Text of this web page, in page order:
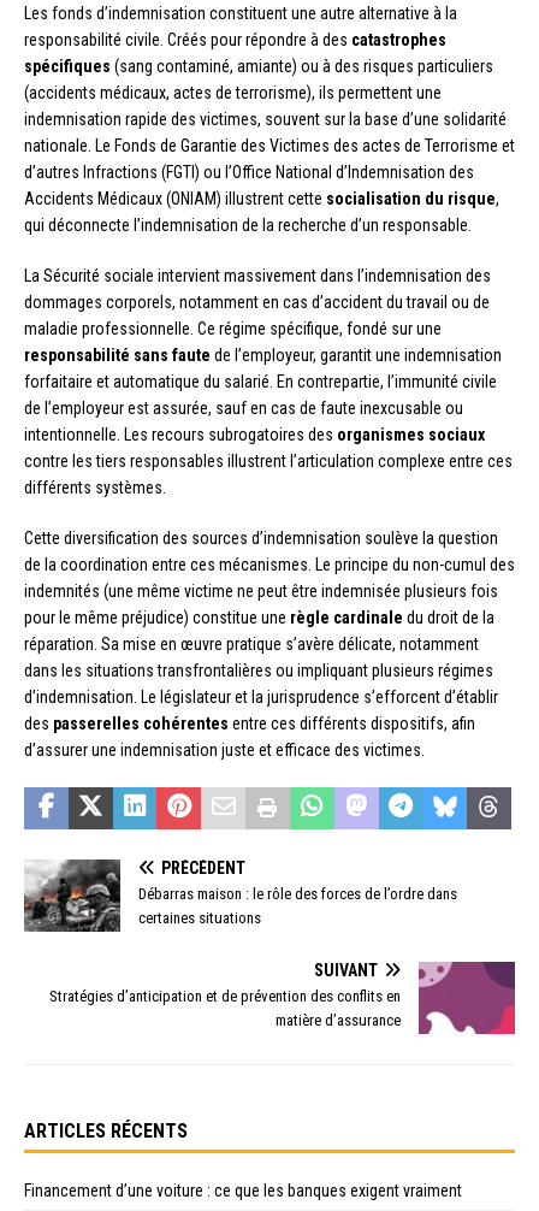
Les fonds d’indemnisation constituent une autre alternative à la
responsabilité civile. Créés pour répondre à des catastrophes
spécifiques (sang contaminé, amiante) ou à des risques particuliers
(accidents médicaux, actes de terrorisme), ils permettent une
indemnisation rapide des victimes, souvent sur la base d’une solidarité
nationale. Le Fonds de Garantie des Victimes des actes de Terrorisme et
d’autres Infractions (FGTI) ou l’Office National d’Indemnisation des
Accidents Médicaux (ONIAM) illustrent cette socialisation du risque,
qui déconnecte l’indemnisation de la recherche d’un responsable.
La Sécurité sociale intervient massivement dans l’indemnisation des
dommages corporels, notamment en cas d’accident du travail ou de
maladie professionnelle. Ce régime spécifique, fondé sur une
responsabilité sans faute de l’employeur, garantit une indemnisation
forfaitaire et automatique du salarié. En contrepartie, l’immunité civile
de l’employeur est assurée, sauf en cas de faute inexcusable ou
intentionnelle. Les recours subrogatoires des organismes sociaux
contre les tiers responsables illustrent l’articulation complexe entre ces
différents systèmes.
Cette diversification des sources d’indemnisation soulève la question
de la coordination entre ces mécanismes. Le principe du non-cumul des
indemnités (une même victime ne peut être indemnisée plusieurs fois
pour le même préjudice) constitue une règle cardinale du droit de la
réparation. Sa mise en œuvre pratique s’avère délicate, notamment
dans les situations transfrontalières ou impliquant plusieurs régimes
d’indemnisation. Le législateur et la jurisprudence s’efforcent d’établir
des passerelles cohérentes entre ces différents dispositifs, afin
d’assurer une indemnisation juste et efficace des victimes.
PRÉCÉDENT
Débarras maison : le rôle des forces de l’ordre dans
certaines situations
SUIVANT
Stratégies d’anticipation et de prévention des conflits en
matière d’assurance
ARTICLES RÉCENTS
Financement d’une voiture : ce que les banques exigent vraiment